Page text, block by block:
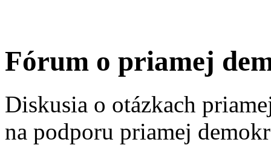
Fórum o priamej
Diskusia o otázkach
na podporu priamej